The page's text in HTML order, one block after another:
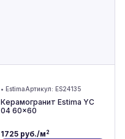
• EstimaАртикул: ES24135
Керамогранит Estima YC
04 60x60
1725 руб./м2